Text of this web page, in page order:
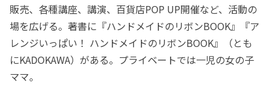
販売、各種講座、講演、百貨店POP UP開催など、活動の
場を広げる。著書に『ハンドメイドのリボンBOOK』『ア
レンジいっぱい！ ハンドメイドのリボンBOOK』（とも
にKADOKAWA）がある。プライベートでは一児の女の子
ママ。